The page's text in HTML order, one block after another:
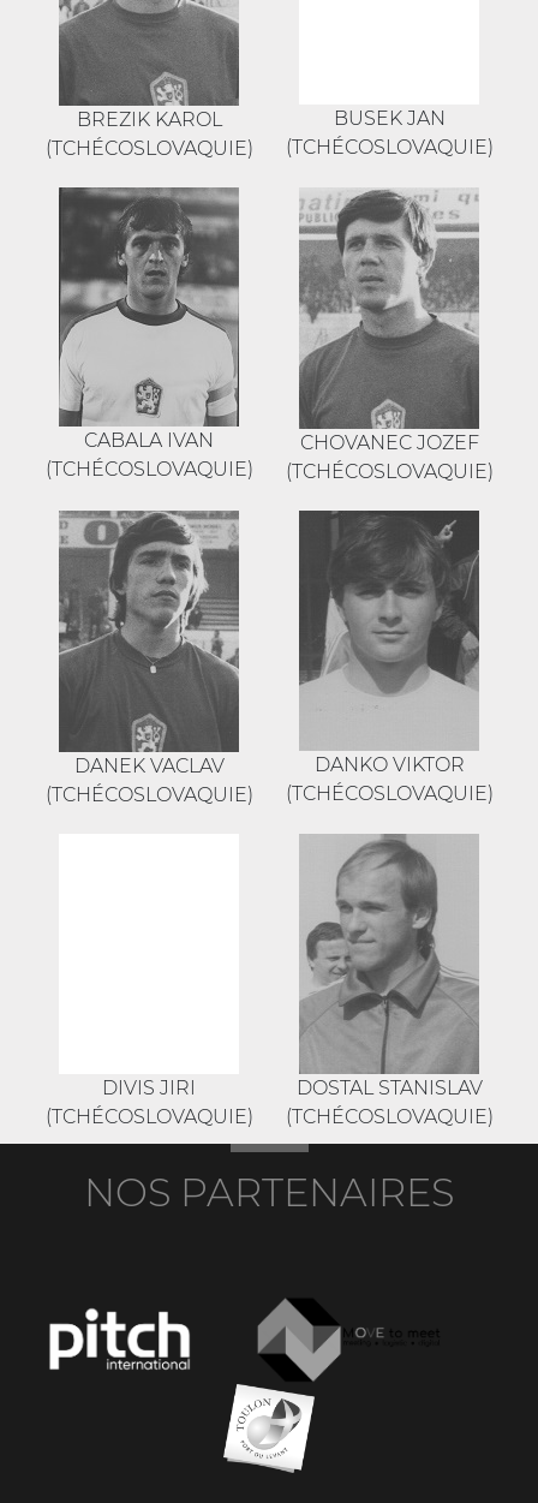
BREZIK KAROL
(TCHÉCOSLOVAQUIE)
BUSEK JAN
(TCHÉCOSLOVAQUIE)
CABALA IVAN
(TCHÉCOSLOVAQUIE)
CHOVANEC JOZEF
(TCHÉCOSLOVAQUIE)
DANEK VACLAV
(TCHÉCOSLOVAQUIE)
DANKO VIKTOR
(TCHÉCOSLOVAQUIE)
DIVIS JIRI
(TCHÉCOSLOVAQUIE)
DOSTAL STANISLAV
(TCHÉCOSLOVAQUIE)
NOS PARTENAIRES